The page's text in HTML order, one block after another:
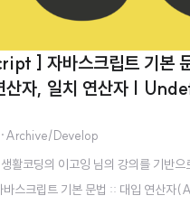
] 자바스크립트 기본
산자, 일치 연산자 |
·Archive/Develop
활코딩의 이고잉 님의 강의를 기반으
바스크립트 기본 문법 :: 대입 연산